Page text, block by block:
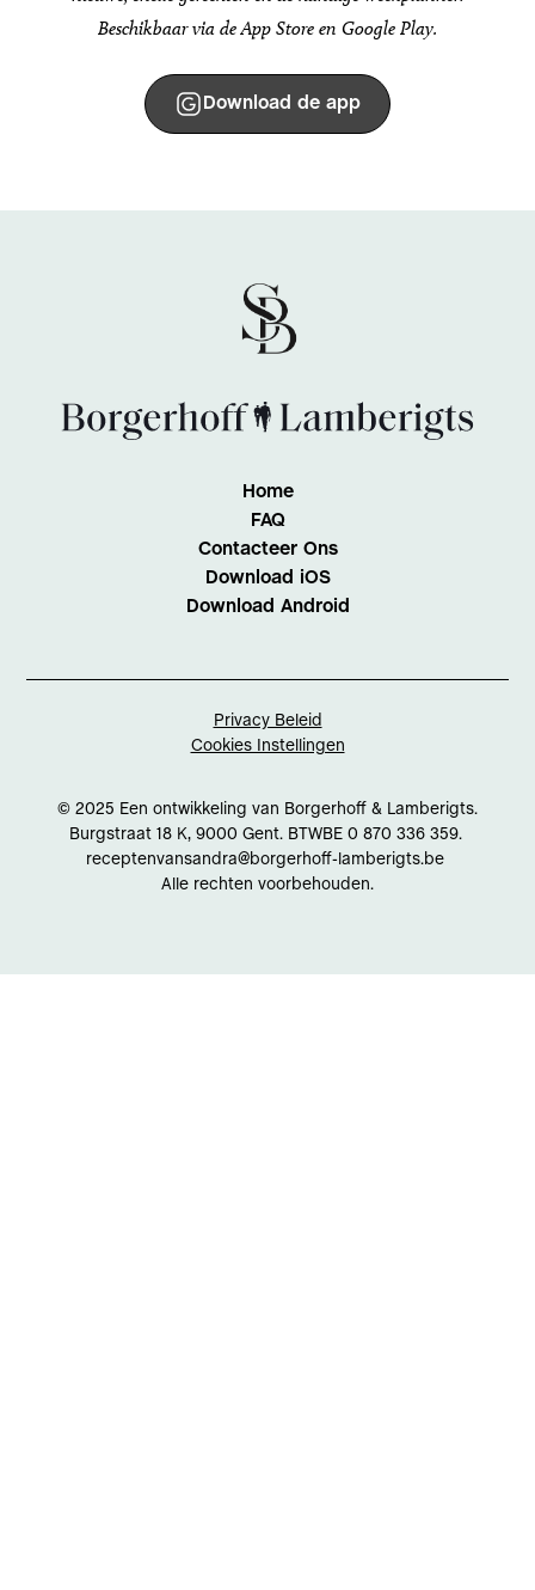
Beschikbaar via de App Store en Google Play.
Download de app
Home
FAQ
Contacteer Ons
Download iOS
Download Android
© 2025 Een ontwikkeling van Borgerhoff & Lamberigts.
Burgstraat 18 K, 9000 Gent. BTWBE 0 870 336 359.
receptenvansandra@borgerhoff-lamberigts.be
Alle rechten voorbehouden.
Privacy Beleid
Cookies Instellingen